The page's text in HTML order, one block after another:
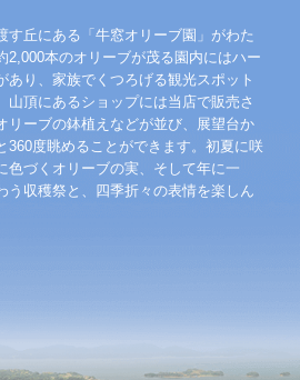
す丘にある「牛窓オリーブ園」がわた
2,000本のオリーブが茂る園内にはハー
あり、家族でくつろげる観光スポット
山頂にあるショップには当店で販売さ
リーブの鉢植えなどが並び、展望台か
360度眺めることができます。初夏に咲
色づくオリーブの実、そして年に一
う収穫祭と、四季折々の表情を楽しん